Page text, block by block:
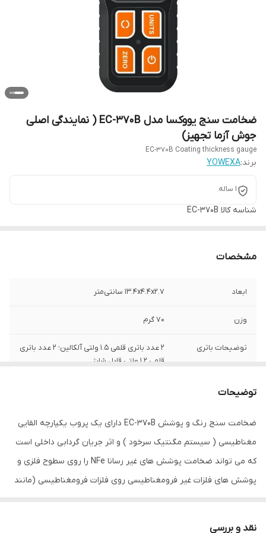
ضخامت سنج یووکسا مدل EC-370B ( نمایندگی اصلی
جوش آزما تجهیز)
EC-370B Coating thickness gauge
برند:YOWEXA
1 ساله
شناسه کالا EC-370B
مشخصات
ابعاد 13.4x4.4x2.7 سانتی‌متر
وزن 70 گرم
توضیحات باتری
2 عدد باتری قلمی 1.5 ولتی آلکالین؛ 2 عدد باتری
قلمی 1.2 ولتی قابل شارژ
دامنه اندازه‌گیری
3% + 1میکروکتر
نوع ابزار اندازه‌گیری ضخامت سنج پوشش
توضیحات
ضخامت سنج رنگ و پوشش EC-370B دارای یک پروب یکپارچه القایی
مغناطیسی ( سیستم مگنتیک سرخود ) و اثر جریان گردابی داخلی است
که می تواند ضخامت پوشش های غیر رسانا NFe را روی سطوح فلزی و
پوشش های فلزات غیر فرومغناطیسی روی فلزات فرومغناطیسی (مانند
نقد و بررسی